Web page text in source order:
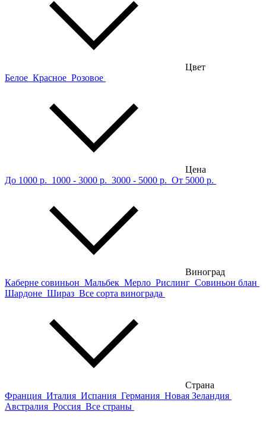
Цвет
Белое Красное Розовое
Цена
До 1000 р. 1000 - 3000 р. 3000 - 5000 р. От 5000 р.
Виноград
Каберне совиньон Мальбек Мерло Рислинг Совиньон блан
Шардоне Шираз Все сорта винограда
Страна
Франция Италия Испания Германия Новая Зеландия
Австралия Россия Все страны